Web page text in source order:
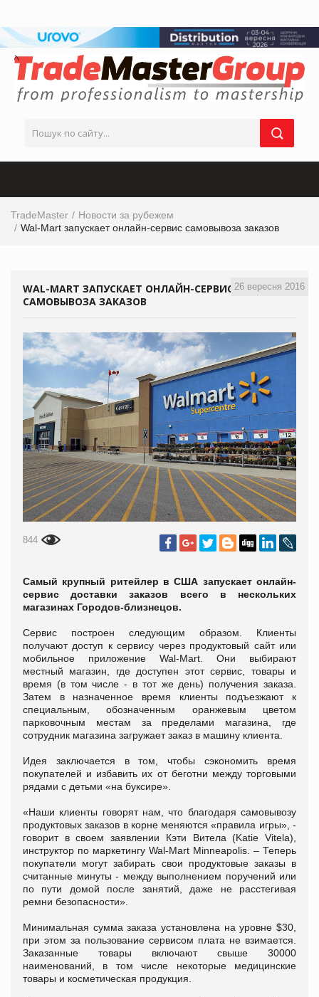
TradeMaster
Новости за рубежем
Wal-Mart запускает онлайн-сервис самовывоза заказов
26 вересня 2016
WAL-MART ЗАПУСКАЕТ ОНЛАЙН-СЕРВИС
САМОВЫВОЗА ЗАКАЗОВ
844
Самый крупный ритейлер в США запускает онлайн-
сервис доставки заказов всего в нескольких
магазинах Городов-близнецов.
Сервис построен следующим образом. Клиенты
получают доступ к сервису через продуктовый сайт или
мобильное приложение Wal-Mart. Они выбирают
местный магазин, где доступен этот сервис, товары и
время (в том числе - в тот же день) получения заказа.
Затем в назначенное время клиенты подъезжают к
специальным, обозначенным оранжевым цветом
парковочным местам за пределами магазина, где
сотрудник магазина загружает заказ в машину клиента.
Идея заключается в том, чтобы сэкономить время
покупателей и избавить их от беготни между торговыми
рядами с детьми «на буксире».
«Наши клиенты говорят нам, что благодаря самовывозу
продуктовых заказов в корне меняются «правила игры», -
говорит в своем заявлении Кэти Витела (Katie Vitela),
инструктор по маркетингу Wal-Mart Minneapolis. – Теперь
покупатели могут забирать свои продуктовые заказы в
считанные минуты - между выполнением поручений или
по пути домой после занятий, даже не расстегивая
ремни безопасности».
Минимальная сумма заказа установлена на уровне $30,
при этом за пользование сервисом плата не взимается.
Заказанные товары включают свыше 30000
наименований, в том числе некоторые медицинские
товары и косметическая продукция.